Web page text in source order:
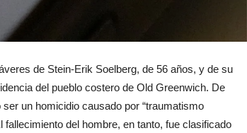
de Stein-Erik Soelberg, de 56 años, y de su
del pueblo costero de Old Greenwich. De
un homicidio causado por “traumatismo
del hombre, en tanto, fue clasificado